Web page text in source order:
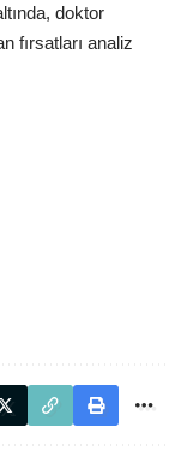
doktor
fırsatları analiz